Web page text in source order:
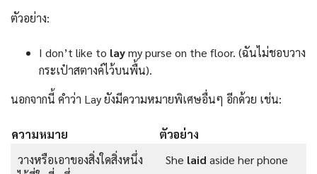
ตัวอย่าง:
I don’t like to laymy purse on the floor. (ฉันไม่ชอบวาง
กระเป๋าสตางค์ไว้บนพื้น).
นอกจากนี้ คำว่า Lay ยังมีความหมายพิเศษอื่นๆ อีกด้วย เช่น:
ความหมาย
ตัวอย่าง
วางหรือเอาของสิ่งใดสิ่งหนึ่ง
She laid aside her phone